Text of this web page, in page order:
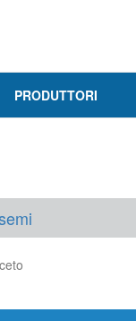
PRODUTTORI